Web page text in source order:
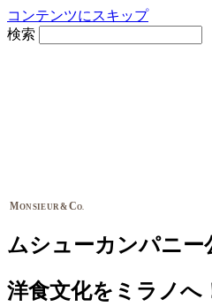
コンテンツにスキップ
検索
MONSIEUR&CO.
ムシューカンパニー
洋食文化をミラノへ